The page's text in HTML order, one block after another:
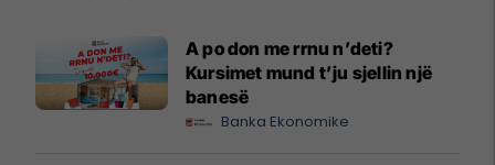
A po don me rrnu n’deti?
Kursimet mund t’ju sjellin një
banesë
Banka Ekonomike